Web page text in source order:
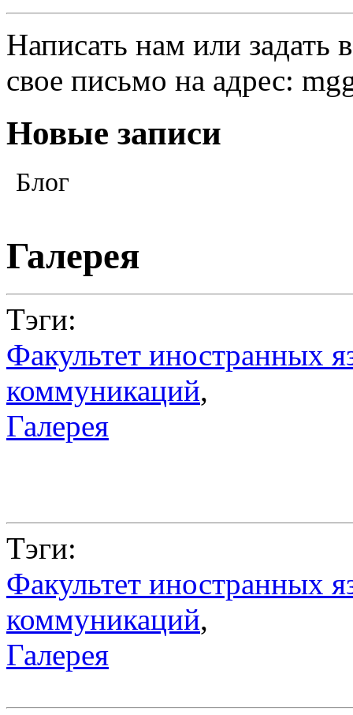
Написать нам или
свое письмо на адрес:
Новые записи
Блог
Галерея
Тэги:
Факультет иностранных
коммуникаций,
Галерея
Тэги:
Факультет иностранных
коммуникаций,
Галерея